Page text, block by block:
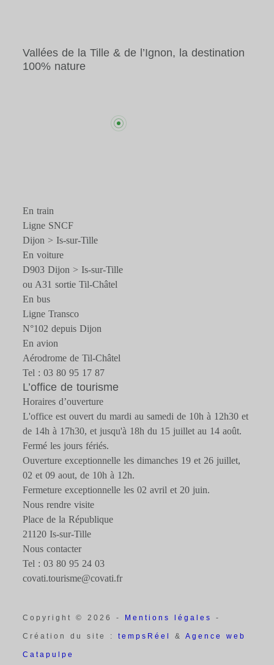
Vallées de la Tille & de l’Ignon, la destination
100% nature
En train
Ligne SNCF
Dijon > Is-sur-Tille
En voiture
D903 Dijon > Is-sur-Tille
ou A31 sortie Til-Châtel
En bus
Ligne Transco
N°102 depuis Dijon
En avion
Aérodrome de Til-Châtel
Tel : 03 80 95 17 87
L’office de tourisme
Horaires d’ouverture
L'office est ouvert du mardi au samedi de 10h à 12h30 et
de 14h à 17h30, et jusqu'à 18h du 15 juillet au 14 août.
Fermé les jours fériés.
Ouverture exceptionnelle les dimanches 19 et 26 juillet,
02 et 09 aout, de 10h à 12h.
Fermeture exceptionnelle les 02 avril et 20 juin.
Nous rendre visite
Place de la République
21120 Is-sur-Tille
Nous contacter
Tel : 03 80 95 24 03
covati.tourisme@covati.fr
Copyright © 2026 - Mentions légales -
Création du site :tempsRéel&Agence web
Catapulpe